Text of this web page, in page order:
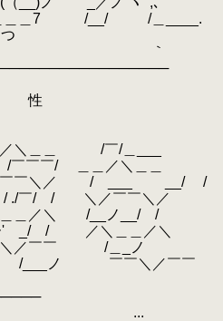
7 /__/ /＿____.
＿ /￣/＿___
￣/ ＿＿／＼＿＿
／ / ___ __/ /
/ / ＼／￣￣＼／
/__ノ__/ /
／＼＿＿／＼
￣ /＿_ノ
￣￣＼／￣￣